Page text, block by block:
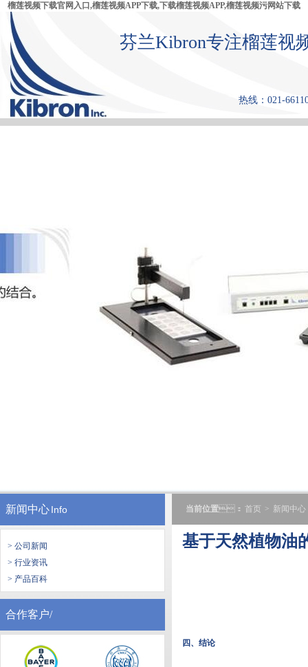
榴莲视频下载官网入口,榴莲视频APP下载,下载榴莲视频APP,榴莲视频污网站下载
芬兰Kibron专注榴莲视频
热线：021-
首 页 产品中心 张力仪
新闻中心Info
> 公司新闻
> 行业资讯
> 产品百科
合作客户/
当前位置： 首页 > 新闻中心
基于天然植物油
四、结论